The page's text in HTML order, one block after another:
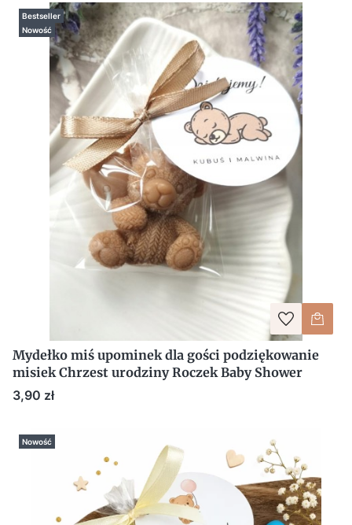
Bestseller
Nowość
Mydełko miś upominek dla gości podziękowanie
misiek Chrzest urodziny Roczek Baby Shower
Cena
3,90 zł
Nowość